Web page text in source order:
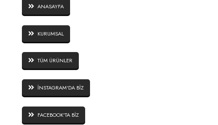
ANASAYFA
KURUMSAL
TÜM ÜRÜNLER
İNSTAGRAM'DA BİZ
FACEBOOK'TA BİZ